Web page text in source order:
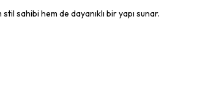
sahibi hem de dayanıklı bir yapı sunar.